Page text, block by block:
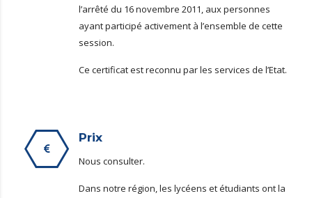
l’arrêté du 16 novembre 2011, aux personnes
ayant participé activement à l’ensemble de cette
session.
Ce certificat est reconnu par les services de l’Etat.
Prix
Nous consulter.
Dans notre région, les lycéens et étudiants ont la